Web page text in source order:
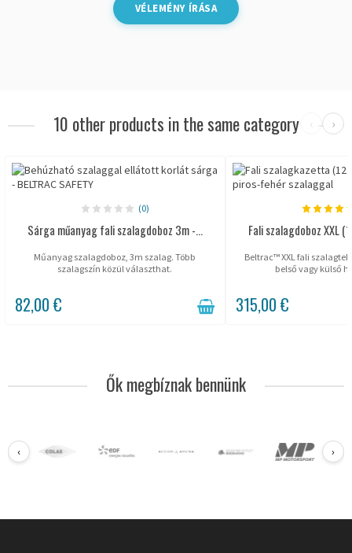
VÉLEMÉNY ÍRÁSA
10 other products in the same category ‹ ›
(0)
Sárga műanyag fali szalagdoboz 3m -...
Műanyag szalagdoboz, 3m szalag. Több
szalagszín közül választhat.
82,00 €
Fali szalagdoboz XXL
Beltrac™ XXL fali
belső vagy külső
315,00 €
Ők megbíznak bennünk
‹ ›